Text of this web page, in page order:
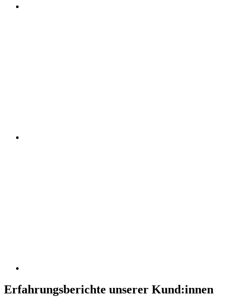
Erfahrungsberichte unserer Kund:innen